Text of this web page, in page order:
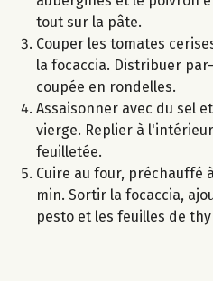
tout sur la pâte.
Couper les tomates
la focaccia. Distribuer
coupée en rondelles.
Assaisonner avec du sel
vierge. Replier à
feuilletée.
Cuire au four, préchauffé
min. Sortir la focaccia,
pesto et les feuilles de